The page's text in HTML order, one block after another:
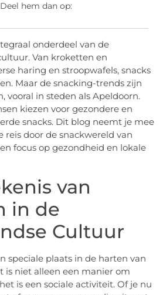
hem dan op:
onderdeel van de
Van kroketten en
haring en stroopwafels, snacks
Maar de snacking-trends zijn
vooral in steden als Apeldoorn.
kiezen voor gezondere en
snacks. Dit blog neemt je mee
reis door de snackwereld van
focus op gezondheid en lokale
van
in de
Cultuur
speciale plaats in de harten van
is niet alleen een manier om
is een sociale activiteit. Of je nu